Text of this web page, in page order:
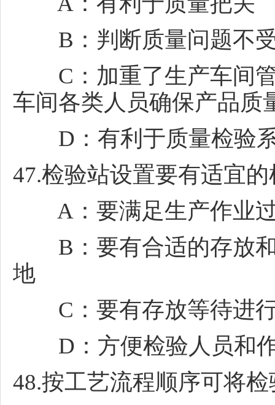
B：判断质量问题不
C：加重了生产车间管
车间各类人员确保产品质
D：有利于质量检验系
47.检验站设置要有适宜
A：要满足生产作业
B：要有合适的存放和
地
C：要有存放等待进行
D：方便检验人员和作
48.按工艺流程顺序可将